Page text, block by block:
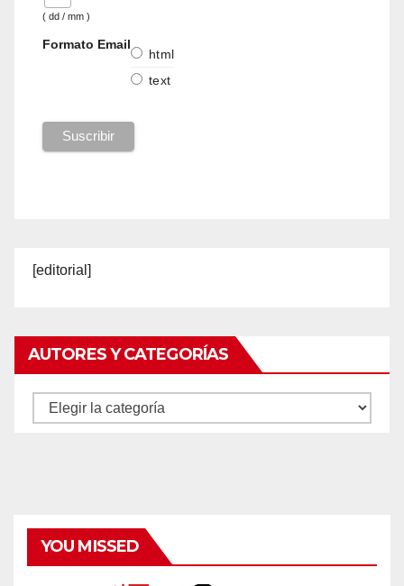
( dd / mm )
Formato Email
html
text
[editorial]
AUTORES Y CATEGORÍAS
Autores
YOU MISSED